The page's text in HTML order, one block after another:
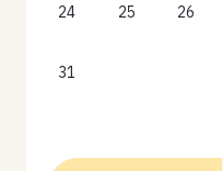
24 25 26
31